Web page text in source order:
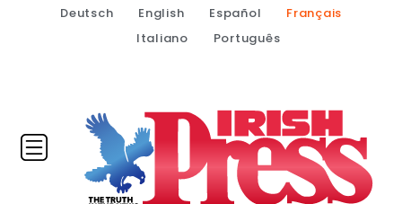
Deutsch English Español
Français
Italiano
Português